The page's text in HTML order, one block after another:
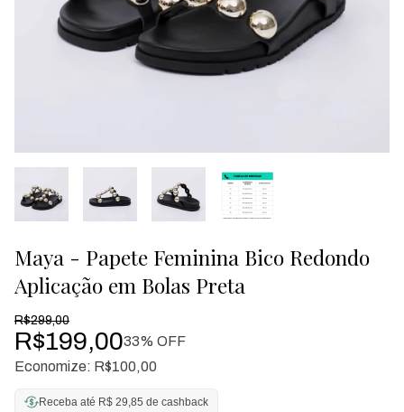
Maya - Papete Feminina Bico Redondo
Aplicação em Bolas Preta
R$299,00
R$199,0033% OFF
Economize: R$100,00
Receba até R$ 29,85 de cashback